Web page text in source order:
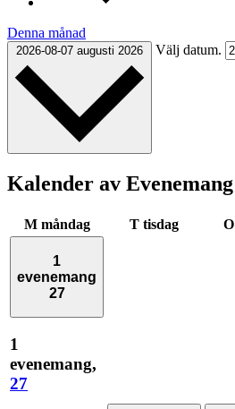
Denna månad
2026-08-07 augusti 2026 Välj datum.
Kalender av Evenemang
M måndag T tisdag O
1
evenemang
27
1
evenemang,
27